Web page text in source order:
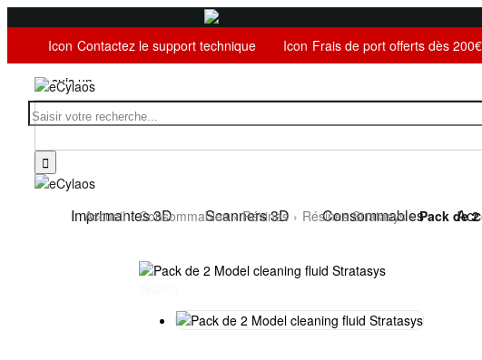
Icon Contactez le support technique Icon Frais de port offerts dès
Je suis un
HT
HT
TTC

Imprimantes 3D Scanners 3D Consommables
Accueil Consommables Résines Résines Stratasys Pack de